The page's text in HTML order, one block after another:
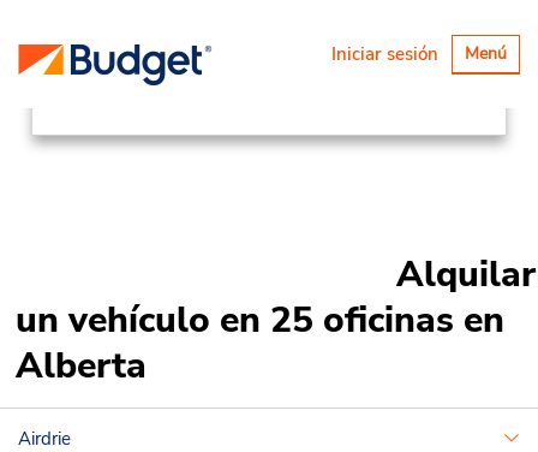
Alternar
Menú
Iniciar sesión
Ubicaciones
Canada & USA
Canada
Alberta
Alquilar
un vehículo en 25 oficinas en
Alberta
Airdrie